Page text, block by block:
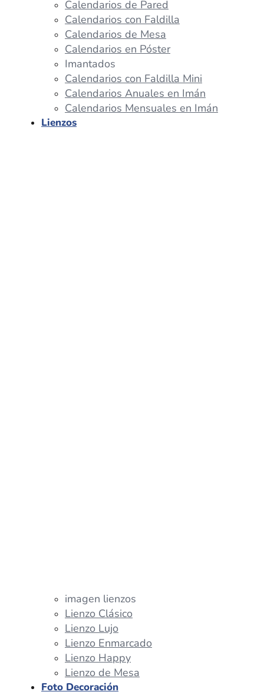
Calendarios de Pared
Calendarios con Faldilla
Calendarios de Mesa
Calendarios en Póster
Imantados
Calendarios con Faldilla Mini
Calendarios Anuales en Imán
Calendarios Mensuales en Imán
Lienzos
imagen lienzos
Lienzo Clásico
Lienzo Lujo
Lienzo Enmarcado
Lienzo Happy
Lienzo de Mesa
Foto Decoración